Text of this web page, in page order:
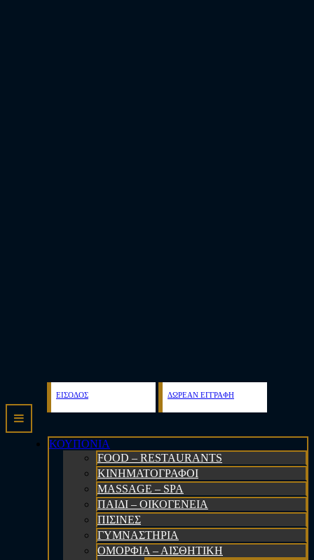
ΕΙΣΟΔΟΣ ΔΩΡΕΑΝ ΕΓΓΡΑΦΗ
ΚΟΥΠΟΝΙΑ
FOOD – RESTAURANTS
ΚΙΝΗΜΑΤΟΓΡΑΦΟΙ
MASSAGE – SPA
ΠΑΙΔΙ – ΟΙΚΟΓΕΝΕΙΑ
ΠΙΣΙΝΕΣ
ΓΥΜΝΑΣΤΗΡΙΑ
ΟΜΟΡΦΙΑ – ΑΙΣΘΗΤΙΚΗ